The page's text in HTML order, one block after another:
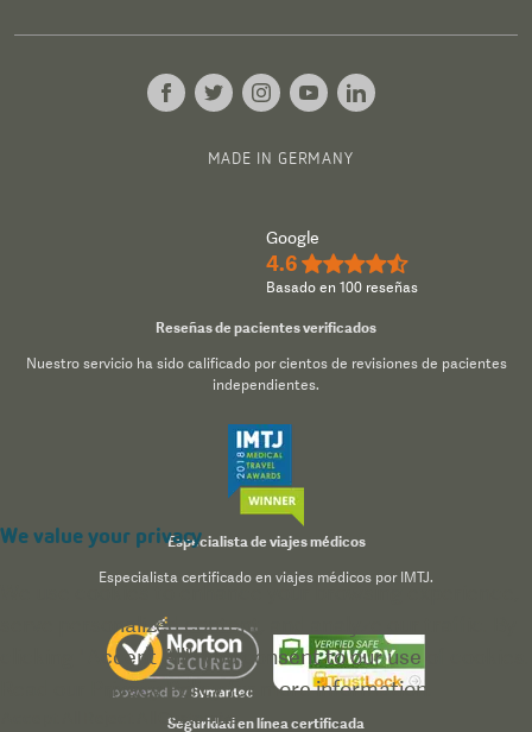
MADE IN GERMANY
Google
4.6 ★★★★½
Basado en 100 reseñas
Reseñas de pacientes verificados
Nuestro servicio ha sido calificado por cientos de revisiones de pacientes
independientes.
Especialista de viajes médicos
Especialista certificado en viajes médicos por IMTJ.
Seguridad en línea certificada
We value your privacy
We use cookies to enhance your browsing experience,
serve personalized content, and analyze our traffic. By
clicking "Accept All", you consent to our use of cookies.
Privacy Policyfor more information.
Customize